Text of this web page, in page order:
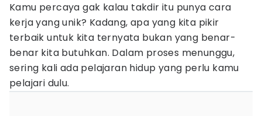
Kamu percaya gak kalau takdir itu punya cara
kerja yang unik? Kadang, apa yang kita pikir
terbaik untuk kita ternyata bukan yang benar-
benar kita butuhkan. Dalam proses menunggu,
sering kali ada pelajaran hidup yang perlu kamu
pelajari dulu.